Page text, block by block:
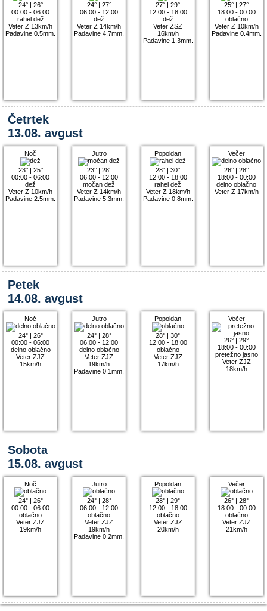
24°| 26°
00:00 - 06:00
rahel dež
Veter Z 13km/h
Padavine 0.5mm.
24°| 27°
06:00 - 12:00
dež
Veter Z 14km/h
Padavine 4.7mm.
27° |29°
12:00 - 18:00
dež
Veter ZSZ
16km/h
Padavine 1.3mm.
25° |27°
18:00 - 00:00
oblačno
Veter Z 10km/h
Padavine 0.4mm.
Četrtek
13.08. avgust
Noč
23°| 25°
00:00 - 06:00
dež
Veter Z 10km/h
Padavine 2.5mm.
Jutro
23°| 28°
06:00 - 12:00
močan dež
Veter Z 14km/h
Padavine 5.3mm.
Popoldan
28° |30°
12:00 - 18:00
rahel dež
Veter Z 18km/h
Padavine 0.8mm.
Večer
26° |28°
18:00 - 00:00
delno oblačno
Veter Z 17km/h
Petek
14.08. avgust
Noč
24°| 26°
00:00 - 06:00
delno oblačno
Veter ZJZ
15km/h
Jutro
24°| 28°
06:00 - 12:00
delno oblačno
Veter ZJZ
19km/h
Padavine 0.1mm.
Popoldan
28° |30°
12:00 - 18:00
oblačno
Veter ZJZ
17km/h
Večer
26° |29°
18:00 - 00:00
pretežno jasno
Veter ZJZ
18km/h
Sobota
15.08. avgust
Noč
24°| 26°
00:00 - 06:00
oblačno
Veter ZJZ
19km/h
Jutro
24°| 28°
06:00 - 12:00
oblačno
Veter ZJZ
19km/h
Padavine 0.2mm.
Popoldan
28° |29°
12:00 - 18:00
oblačno
Veter ZJZ
20km/h
Večer
26° |28°
18:00 - 00:00
oblačno
Veter ZJZ
21km/h